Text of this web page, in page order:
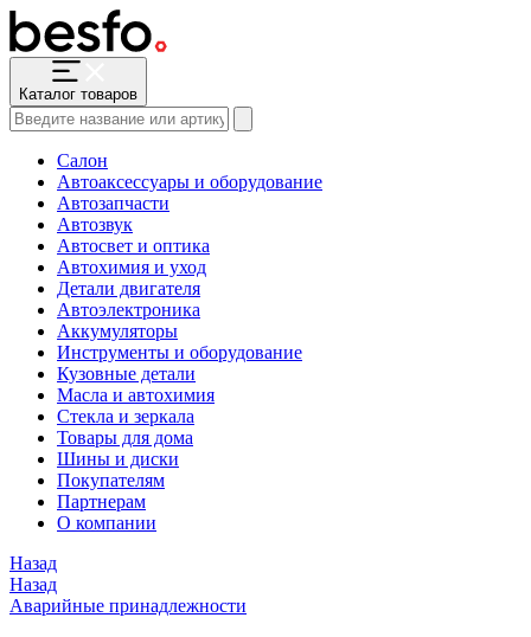
Каталог товаров
Салон
Автоаксессуары и оборудование
Автозапчасти
Автозвук
Автосвет и оптика
Автохимия и уход
Детали двигателя
Автоэлектроника
Аккумуляторы
Инструменты и оборудование
Кузовные детали
Масла и автохимия
Стекла и зеркала
Товары для дома
Шины и диски
Покупателям
Партнерам
О компании
Назад
Назад
Аварийные принадлежности